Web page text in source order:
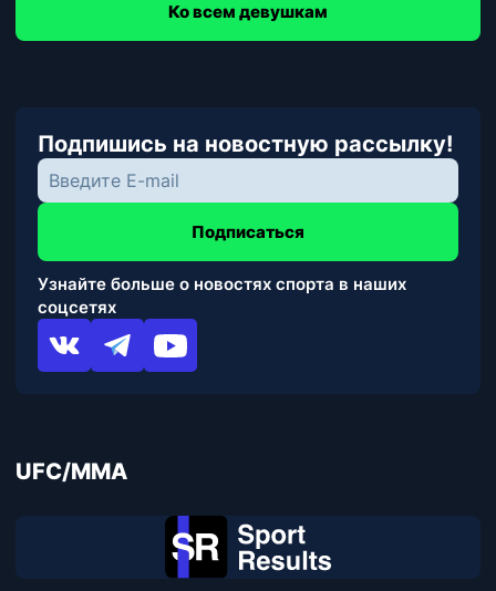
Ко всем девушкам
Подпишись на новостную рассылку!
Подписаться
Узнайте больше о новостях спорта в наших
соцсетях
UFC/MMA